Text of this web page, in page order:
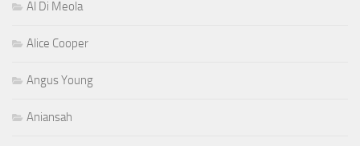
Al Di Meola
Alice Cooper
Angus Young
Aniansah